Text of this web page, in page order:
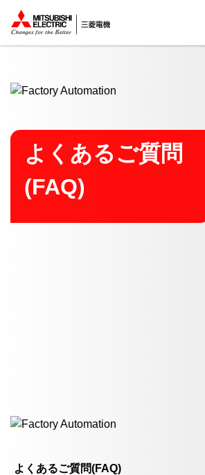
ここから本文
よくあるご質問
(FAQ)
よくあるご質問(FAQ)